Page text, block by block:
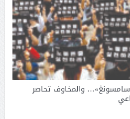
والمخاوف تحاصر